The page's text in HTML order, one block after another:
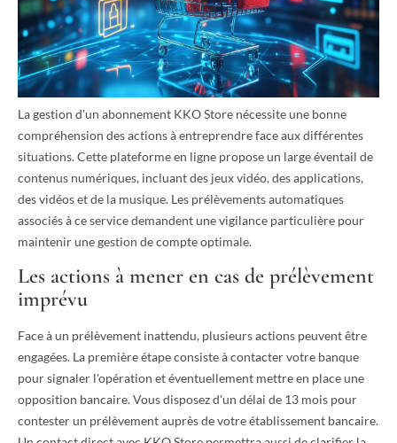
La gestion d'un abonnement KKO Store nécessite une bonne
compréhension des actions à entreprendre face aux différentes
situations. Cette plateforme en ligne propose un large éventail de
contenus numériques, incluant des jeux vidéo, des applications,
des vidéos et de la musique. Les prélèvements automatiques
associés à ce service demandent une vigilance particulière pour
maintenir une gestion de compte optimale.
Les actions à mener en cas de prélèvement
imprévu
Face à un prélèvement inattendu, plusieurs actions peuvent être
engagées. La première étape consiste à contacter votre banque
pour signaler l'opération et éventuellement mettre en place une
opposition bancaire. Vous disposez d'un délai de 13 mois pour
contester un prélèvement auprès de votre établissement bancaire.